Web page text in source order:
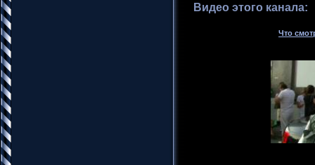
Видео этого канала:
Что